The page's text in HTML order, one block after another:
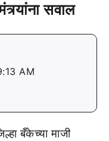
सवाल
AM
बँकेच्या माजी